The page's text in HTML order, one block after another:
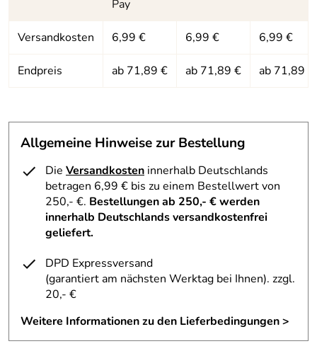
Pay
Versandkosten 6,99 € 6,99 € 6,99 €
Endpreis ab 71,89 € ab 71,89 € ab 71,89 €
Allgemeine Hinweise zur Bestellung
Die Versandkosten innerhalb Deutschlands
betragen 6,99 € bis zu einem Bestellwert von
250,- €. Bestellungen ab 250,- € werden
innerhalb Deutschlands versandkostenfrei
geliefert.
DPD Expressversand
(garantiert am nächsten Werktag bei Ihnen). zzgl.
20,- €
Weitere Informationen zu den Lieferbedingungen >